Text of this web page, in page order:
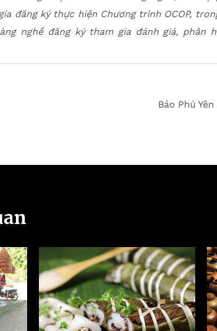
đăng ký thực hiện Chương trình OCOP,
nghề đăng ký tham gia đánh giá, phân
Báo Phú